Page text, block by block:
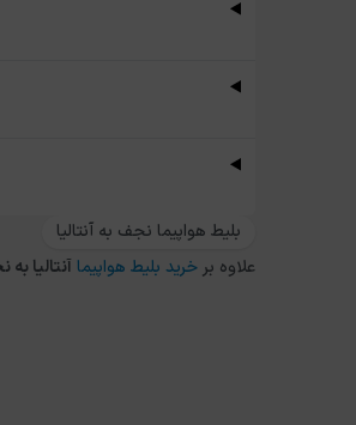
بلیط هواپیما نجف به آنتالیا
علاوه بر خرید بلیط هواپیما آنتالیابه